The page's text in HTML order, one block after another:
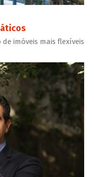
imóveis mais flexíveis